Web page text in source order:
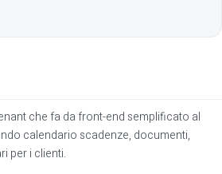
che fa da front-end semplificato al
calendario scadenze, documenti,
per i clienti.